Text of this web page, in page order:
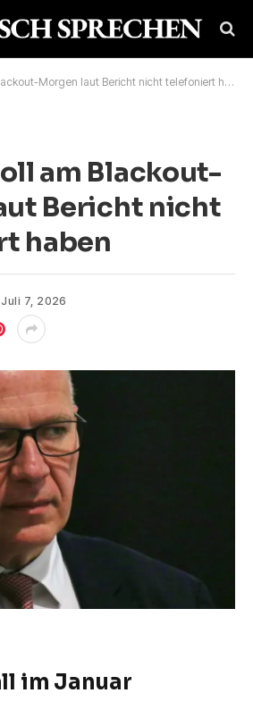
Morgen laut Bericht nicht telefoniert haben
am Blackout-
Bericht nicht
haben
Juli 7, 2026
im Januar